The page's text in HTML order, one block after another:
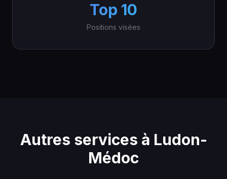
Top 10
Positions visées
Autres services à Ludon-
Médoc